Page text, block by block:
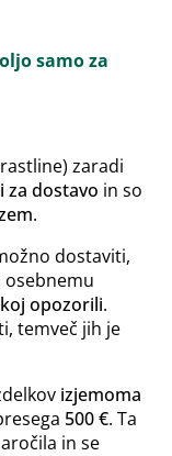
samo za
zaradi
za dostavo in so
.
dostaviti,
osebnemu
opozorili.
temveč jih je
izjemoma
500 €. Ta
in se